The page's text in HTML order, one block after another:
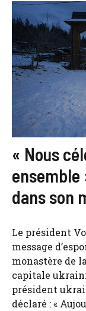
« Nous
ensemble
dans son
Le président
message
monastère de
capitale
président
déclaré : «